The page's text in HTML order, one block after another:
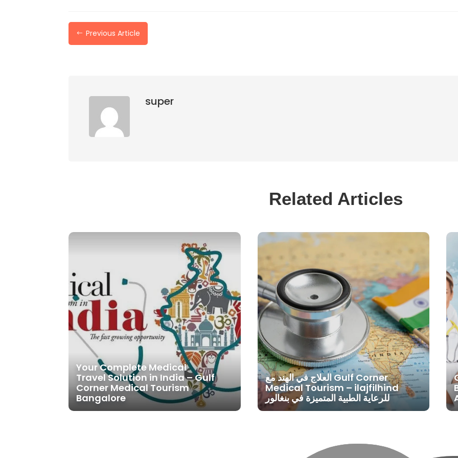
# Previous Article
super
Related Articles
Your Complete Medical
Travel Solution in India – Gulf
Corner Medical Tourism
Bangalore
العلاج في الهند مع Gulf Corner
Medical Tourism – ilajfilhind
للرعاية الطبية المتميزة في بنغالور